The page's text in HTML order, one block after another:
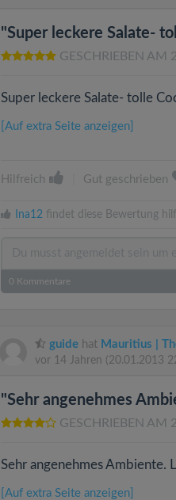
"Super leckere Salate-
GESCHRIEBEN AM
Super leckere Salate- tolle
[Auf extra Seite anzeigen]
Hilfreich Gut geschrieben
Ina12 findet diese Bewertung
0 Kommentare
guide hat Mauritius |
vor 14 Jahren (20.01.2013
"Sehr angenehmes
GESCHRIEBEN AM
Sehr angenehmes Ambiente.
[Auf extra Seite anzeigen]